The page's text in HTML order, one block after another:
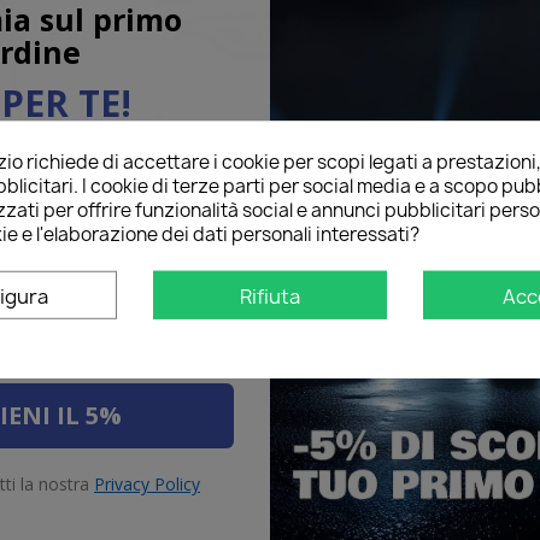
e Stop LED Retronebbia
LED
richiede di accettare i cookie per scopi legati a
I cookie di terze parti per social media e a scopo
per offrire funzionalità social e annunci pubblicitari
e l'elaborazione dei dati personali interessati?
Rifiuta
sul primo
TE!
qui sotto per ricevere il
sul tuo primo ordine!
IL 5%
la nostra Privacy Policy